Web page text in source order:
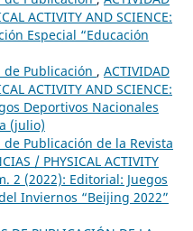
ACTIVITY AND SCIENCE:
Especial “Educación
de Publicación , ACTIVIDAD
ACTIVITY AND SCIENCE:
Deportivos Nacionales
(julio)
de Publicación de la Revista
/ PHYSICAL ACTIVITY
2 (2022): Editorial: Juegos
Inviernos “Beijing 2022”